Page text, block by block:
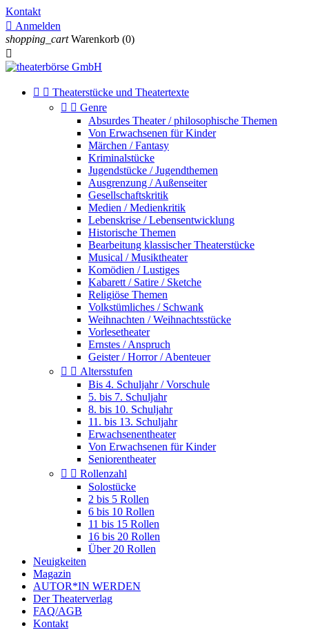
Kontakt
 Anmelden
shopping_cart Warenkorb (0)

  Theaterstücke und Theatertexte
  Genre
Absurdes Theater / philosophische Themen
Von Erwachsenen für Kinder
Märchen / Fantasy
Kriminalstücke
Jugendstücke / Jugendthemen
Ausgrenzung / Außenseiter
Gesellschaftskritik
Medien / Medienkritik
Lebenskrise / Lebensentwicklung
Historische Themen
Bearbeitung klassischer Theaterstücke
Musical / Musiktheater
Komödien / Lustiges
Kabarett / Satire / Sketche
Religiöse Themen
Volkstümliches / Schwank
Weihnachten / Weihnachtsstücke
Vorlesetheater
Ernstes / Anspruch
Geister / Horror / Abenteuer
  Altersstufen
Bis 4. Schuljahr / Vorschule
5. bis 7. Schuljahr
8. bis 10. Schuljahr
11. bis 13. Schuljahr
Erwachsenentheater
Von Erwachsenen für Kinder
Seniorentheater
  Rollenzahl
Solostücke
2 bis 5 Rollen
6 bis 10 Rollen
11 bis 15 Rollen
16 bis 20 Rollen
Über 20 Rollen
Neuigkeiten
Magazin
AUTOR*IN WERDEN
Der Theaterverlag
FAQ/AGB
Kontakt